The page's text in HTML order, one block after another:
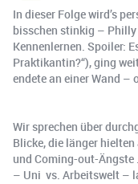
In dieser Folge wird’s
bisschen stinkig –
Kennenlernen. Spoiler:
Praktikantin?“), ging
endete an einer Wand –
Wir sprechen über
Blicke, die länger hielten
und Coming-out-Ängste
– Uni ‍ vs. Arbeitswelt –